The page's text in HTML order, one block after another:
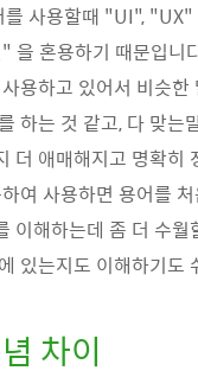
를 사용할때 "UI",
을 혼용하기 때문입니
용하고 있어서 비슷한
하는 것 같고, 다 맞는
더 애매해지고 명확히
여 사용하면 용어를
이해하는데 좀 더 수월
있는지도 이해하기도
차이